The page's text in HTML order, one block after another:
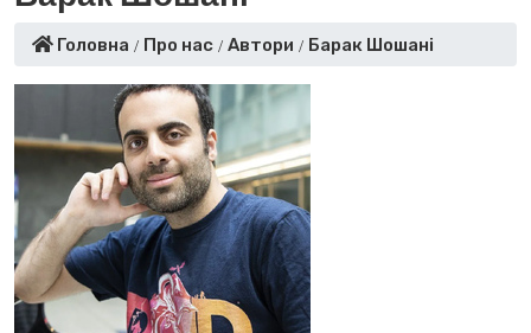
Головна Про нас Автори Барак Шошані